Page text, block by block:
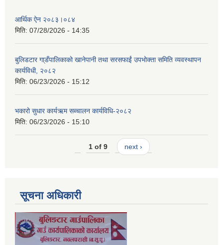
आर्थिक ऐन २०८३।०८४
मिति: 07/28/2026 - 14:35
बुलिडटार गा्डँपालिकाको खानेपानी तथा सरसफाईं उपभोक्ता समिति व्यवस्थापन
कार्यविधी, २०८२
मिति: 06/23/2026 - 15:12
भकारो सुधार कार्यऋम सब्चालन कार्यविधि-२०८२
मिति: 06/23/2026 - 15:10
1 of 9 next ›
सूचना अधिकारी